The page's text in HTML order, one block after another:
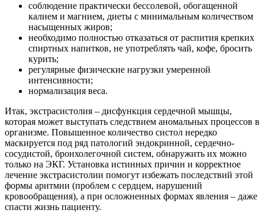
соблюдение практически бессолевой, обогащенной
калием и магнием, диеты с минимальным количеством
насыщенных жиров;
необходимо полностью отказаться от распития крепких
спиртных напитков, не употреблять чай, кофе, бросить
курить;
регулярные физические нагрузки умеренной
интенсивности;
нормализация веса.
Итак, экстрасистолия – дисфункция сердечной мышцы,
которая может выступать следствием аномальных процессов в
организме. Повышенное количество систол нередко
маскируется под ряд патологий эндокринной, сердечно-
сосудистой, бронхолегочной систем, обнаружить их можно
только на ЭКГ. Установка истинных причин и корректное
лечение экстрасистолии помогут избежать последствий этой
формы аритмии (проблем с сердцем, нарушений
кровообращения), а при осложненных формах явления – даже
спасти жизнь пациенту.